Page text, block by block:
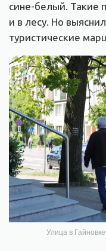
сине-белый. Такие
и в лесу. Но
туристические
Улица в